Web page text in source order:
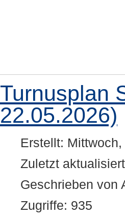
Turnusplan
22.05.2026)
Erstellt:
Zuletzt
Geschrieben von
Zugriffe: 935